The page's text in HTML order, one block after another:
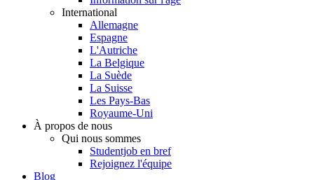
International
Allemagne
Espagne
L'Autriche
La Belgique
La Suède
La Suisse
Les Pays-Bas
Royaume-Uni
À propos de nous
Qui nous sommes
Studentjob en bref
Rejoignez l'équipe
Blog